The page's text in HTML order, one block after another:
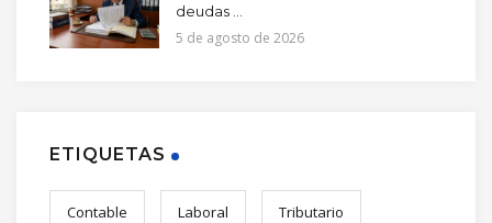
deudas ...
5 de agosto de 2026
ETIQUETAS
Contable Laboral Tributario